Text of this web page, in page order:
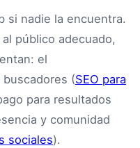
si nadie la encuentra.
público adecuado,
el
(SEO para
para resultados
y comunidad
sociales).